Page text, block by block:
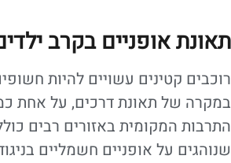
תאונת אופניים בקרב
רוכבים קטינים עשויים להיות
במקרה של תאונת דרכים, על אחת
התרבות המקומית באזורים רבים
שנוהגים על אופניים חשמליים